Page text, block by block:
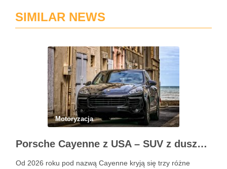
SIMILAR NEWS
Motoryzacja
Porsche Cayenne z USA – SUV z duszą 911
Od 2026 roku pod nazwą Cayenne kryją się trzy różne